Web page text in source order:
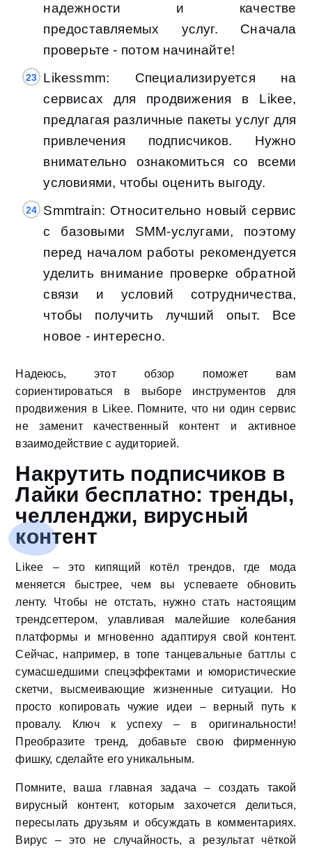
надежности и качестве
предоставляемых услуг. Сначала
проверьте - потом начинайте!
Likessmm: Специализируется на
сервисах для продвижения в Likee,
предлагая различные пакеты услуг для
привлечения подписчиков. Нужно
внимательно ознакомиться со всеми
условиями, чтобы оценить выгоду.
Smmtrain: Относительно новый сервис
с базовыми SMM-услугами, поэтому
перед началом работы рекомендуется
уделить внимание проверке обратной
связи и условий сотрудничества,
чтобы получить лучший опыт. Все
новое - интересно.
Надеюсь, этот обзор поможет вам
сориентироваться в выборе инструментов для
продвижения в Likee. Помните, что ни один сервис
не заменит качественный контент и активное
взаимодействие с аудиторией.
Накрутить подписчиков в
Лайки бесплатно: тренды,
челленджи, вирусный
контент
Likee – это кипящий котёл трендов, где мода
меняется быстрее, чем вы успеваете обновить
ленту. Чтобы не отстать, нужно стать настоящим
трендсеттером, улавливая малейшие колебания
платформы и мгновенно адаптируя свой контент.
Сейчас, например, в топе танцевальные баттлы с
сумасшедшими спецэффектами и юмористические
скетчи, высмеивающие жизненные ситуации. Но
просто копировать чужие идеи – верный путь к
провалу. Ключ к успеху – в оригинальности!
Преобразите тренд, добавьте свою фирменную
фишку, сделайте его уникальным.
Помните, ваша главная задача – создать такой
вирусный контент, которым захочется делиться,
пересылать друзьям и обсуждать в комментариях.
Вирус – это не случайность, а результат чёткой